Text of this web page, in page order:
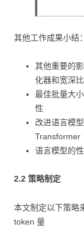
其他工作成果小结：
其他重要的
化器和宽深比
最佳批量大
性
改进语言模
Transformer
语言模型的
2.2 策略制定
本文制定以下策略
token 量